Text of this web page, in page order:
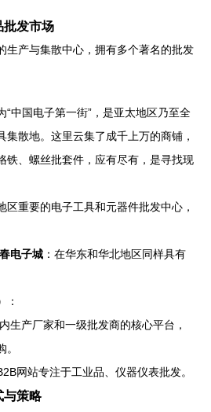
批发市场
生产与集散中心，拥有多个著名的批发
“中国电子第一街”，是亚太地区乃至全
集散地。这里云集了成千上万的商铺，
铁、螺丝批套件，应有尽有，是寻找现
区重要的电子工具和元器件批发中心，
电子城 ：在华东和华北地区同样具有
：
生产厂家和一级批发商的核心平台，
网站专注于工业品、仪器仪表批发。
与策略